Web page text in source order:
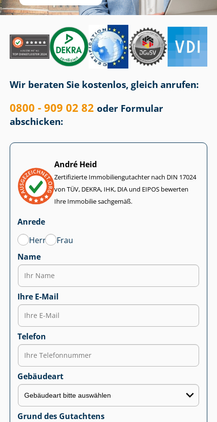
Wir beraten Sie kostenlos, gleich anrufen:
0800 - 909 02 82 oder Formular
abschicken:
André Heid
Zertifizierte Im­mo­bi­li­en­gut­ach­ter nach DIN 17024
von TÜV, DEKRA, IHK, DIA und EIPOS bewerten
Ihre Immobilie sachgemäß.
Anrede
Herr
Frau
Name
Ihre E-Mail
Telefon
Gebäudeart
Grund des Gutachtens